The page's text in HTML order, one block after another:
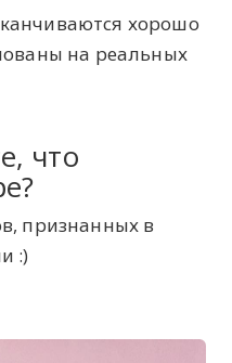
хорошо
на реальных
что
признанных в
:)